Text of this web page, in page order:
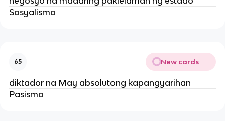
Sosyalismo
65 New cards
diktador na May absolutong kapangyarihan
Pasismo